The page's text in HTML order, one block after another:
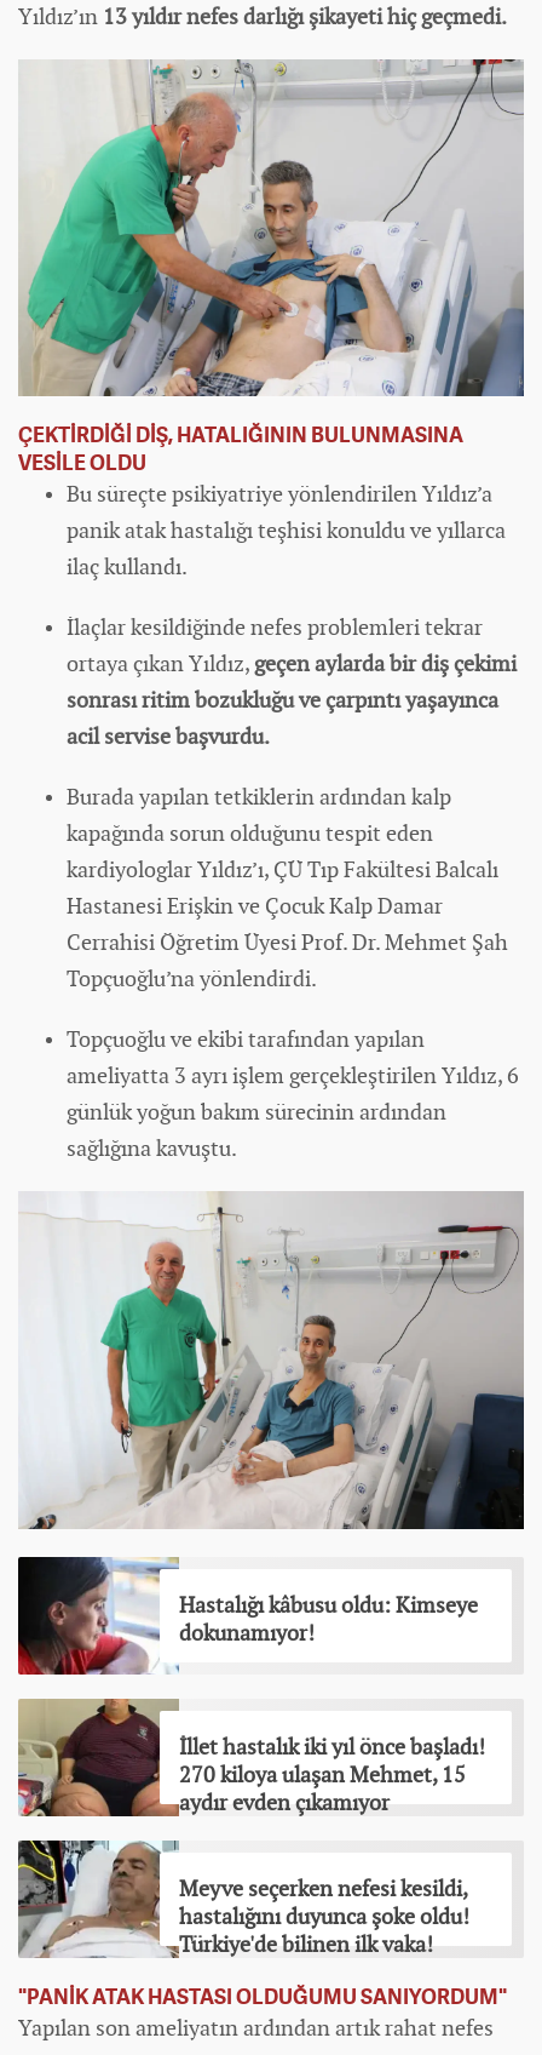
Yıldız’ın 13 yıldır nefes darlığı şikayeti hiç geçmedi.
ÇEKTİRDİĞİ DİŞ, HATALIĞININ BULUNMASINA
VESİLE OLDU
Bu süreçte psikiyatriye yönlendirilen Yıldız’a
panik atak hastalığı teşhisi konuldu ve yıllarca
ilaç kullandı.
İlaçlar kesildiğinde nefes problemleri tekrar
ortaya çıkan Yıldız, geçen aylarda bir diş çekimi
sonrası ritim bozukluğu ve çarpıntı yaşayınca
acil servise başvurdu.
Burada yapılan tetkiklerin ardından kalp
kapağında sorun olduğunu tespit eden
kardiyologlar Yıldız’ı, ÇÜ Tıp Fakültesi Balcalı
Hastanesi Erişkin ve Çocuk Kalp Damar
Cerrahisi Öğretim Üyesi Prof. Dr. Mehmet Şah
Topçuoğlu’na yönlendirdi.
Topçuoğlu ve ekibi tarafından yapılan
ameliyatta 3 ayrı işlem gerçekleştirilen Yıldız, 6
günlük yoğun bakım sürecinin ardından
sağlığına kavuştu.
Hastalığı kâbusu oldu: Kimseye
dokunamıyor!
İllet hastalık iki yıl önce başladı!
270 kiloya ulaşan Mehmet, 15
aydır evden çıkamıyor
Meyve seçerken nefesi kesildi,
hastalığını duyunca şoke oldu!
Türkiye'de bilinen ilk vaka!
"PANİK ATAK HASTASI OLDUĞUMU SANIYORDUM"
Yapılan son ameliyatın ardından artık rahat nefes